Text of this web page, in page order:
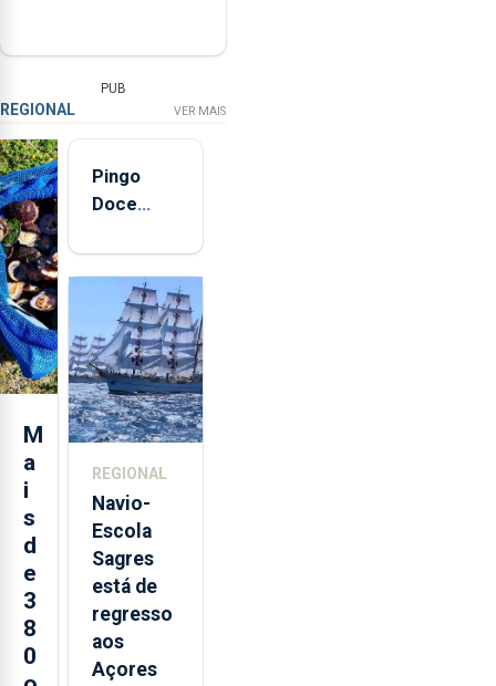
PUB
REGIONAL VER MAIS
M
a
i
s
d
e
3
8
0
Pingo
Doce
quinta-
feira nova
loja em
São
Sebastião
e cria 30
postos de
REGIONAL
Navio-
Escola
Sagres
está de
regresso
aos
Açores